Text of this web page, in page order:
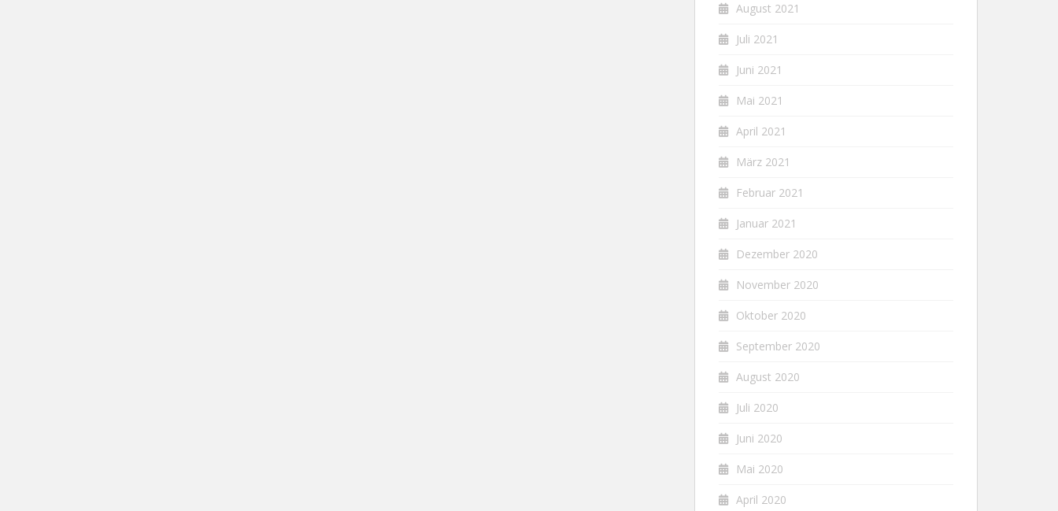
August 2021
Juli 2021
Juni 2021
Mai 2021
April 2021
März 2021
Februar 2021
Januar 2021
Dezember 2020
November 2020
Oktober 2020
September 2020
August 2020
Juli 2020
Juni 2020
Mai 2020
April 2020